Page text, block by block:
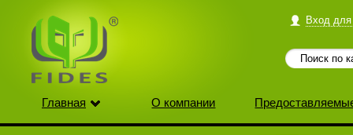
Вход для
Главная О компании